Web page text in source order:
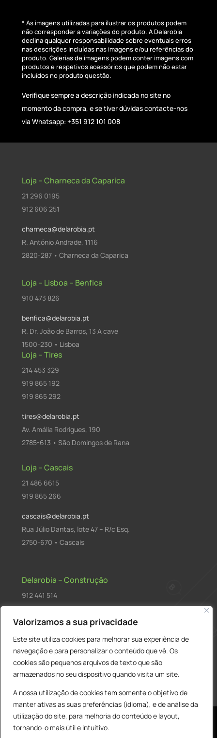
Valorizamos a sua privacidade
Este site utiliza cookies para melhorar sua experiência de
navegação e para personalizar o conteúdo que vê. Os
cookies são pequenos arquivos de texto que são
armazenados no seu dispositivo quando visita um site.
A nossa utilização de cookies tem somente o objetivo de
manter ativas as suas preferências (idioma), e de análise da
utilização do site, para melhoria do conteúdo e layout,
tornando-o mais útil e intuitivo.
* As imagens utilizadas para ilustrar os produtos podem
não corresponder a variações do produto. A Delarobia
declina qualquer responsabilidade sobre eventuais erros
nas descrições incluídas nas imagens e/ou referências do
produto. Galerias de imagens podem conter imagens com
produtos e respetivos acessórios que podem não estar
incluídos no produto questão.
Verifique sempre a descrição indicada no site no
momento da compra, e se tiver dúvidas contacte-nos
via Whatsapp: +351 912 101 008
Loja – Charneca da Caparica
21 296 0195
912 606 251
charneca@delarobia.pt
R. António Andrade, 1116
2820-287 • Charneca da Caparica
Loja – Lisboa – Benfica
910 473 826
benfica@delarobia.pt
R. Dr. João de Barros, 13 A cave
1500-230 • Lisboa
Loja – Tires
214 453 329
919 865 192
919 865 292
tires@delarobia.pt
Av. Amália Rodrigues, 190
2785-613 • São Domingos de Rana
Loja – Cascais
21 486 6615
919 865 266
cascais@delarobia.pt
Rua Júlio Dantas, lote 47 – R/c Esq.
2750-670 • Cascais
Delarobia – Construção
912 441 514
R. António Andrade, 1171
2820-287 • Charneca de Caparica
Products
search PESQUISAR